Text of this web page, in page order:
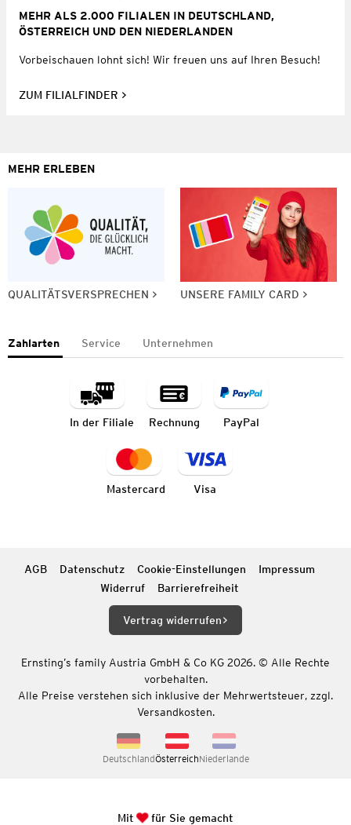
MEHR ALS 2.000 FILIALEN IN DEUTSCHLAND,
ÖSTERREICH UND DEN NIEDERLANDEN
Vorbeischauen lohnt sich! Wir freuen uns auf Ihren Besuch!
ZUM FILIALFINDER
MEHR ERLEBEN
QUALITÄTSVERSPRECHEN UNSERE FAMILY CARD
Zahlarten Service Unternehmen
In der Filiale Rechnung PayPal
Mastercard Visa
AGB Datenschutz Cookie-Einstellungen
Impressum
Widerruf
Barrierefreiheit
Vertrag widerrufen
Ernsting’s family Austria GmbH & Co KG 2026. © Alle Rechte
vorbehalten.
Alle Preise verstehen sich inklusive der Mehrwertsteuer, zzgl.
Versandkosten.
DeutschlandÖsterreichNiederlande
Mit für Sie gemacht